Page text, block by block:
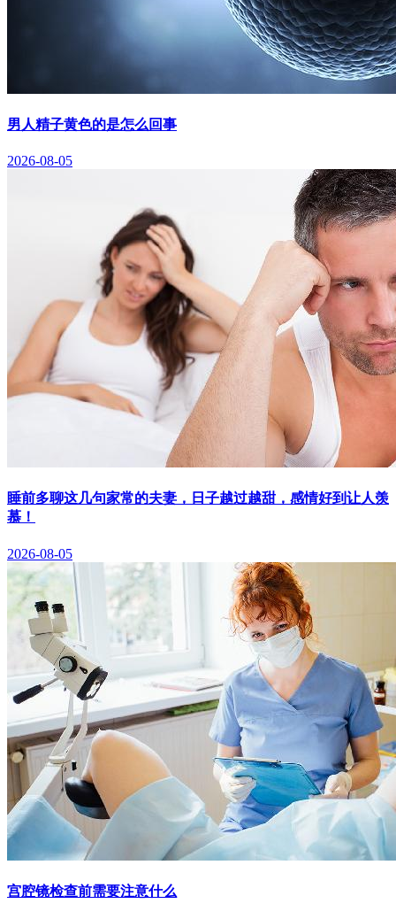
男人精子黄色的是怎么回事
2026-08-05
睡前多聊这几句家常的夫妻，日子越过越甜，感情好到让人羡
慕！
2026-08-05
宫腔镜检查前需要注意什么